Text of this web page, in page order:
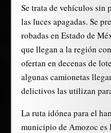
Se trata de vehículos sin
las luces apagadas. Se
robadas en Estado de
que llegan a la región
ofertan en decenas de
algunas camionetas
delictivos las utilizan
La ruta idónea para el
municipio de Amozoc